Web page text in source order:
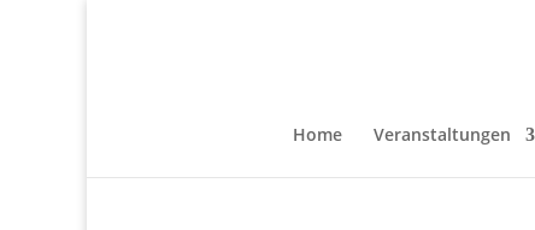
Home Veranstaltungen